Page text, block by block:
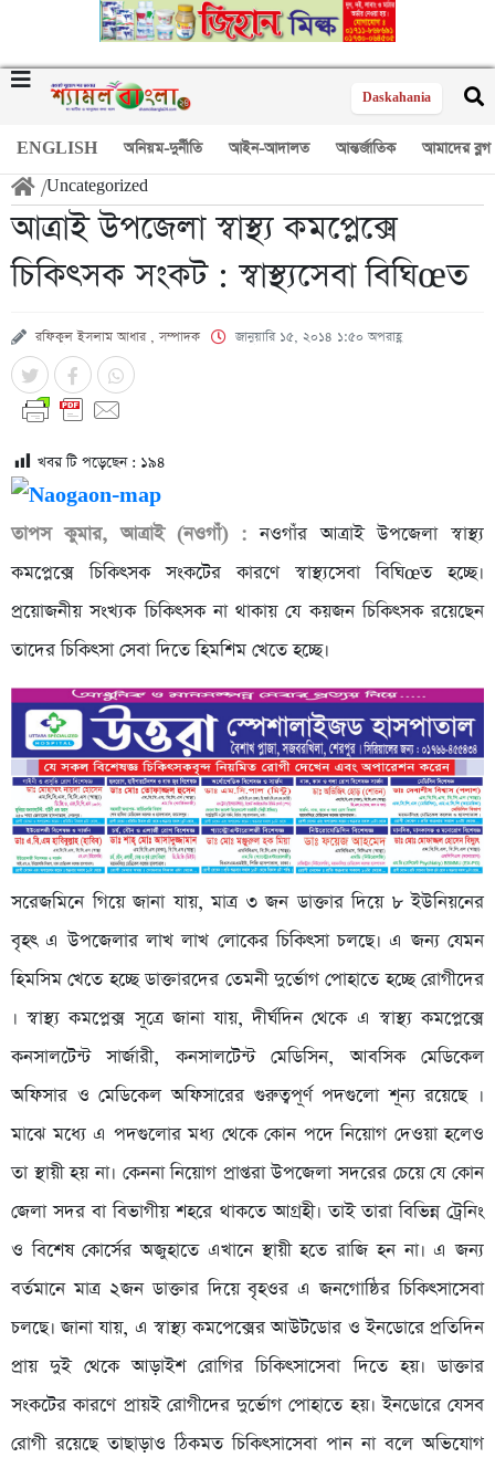
Daskahania
ENGLISH অনিয়ম-দুর্নীতি আইন-আদালত আন্তর্জাতিক আমাদের ব্লগ
/Uncategorized
আত্রাই উপজেলা স্বাস্থ্য কমপ্লেক্সে
চিকিৎসক সংকট : স্বাস্থ্যসেবা বিঘিœত
রফিকুল ইসলাম আধার , সম্পাদক জানুয়ারি ১৫, ২০১৪ ১:৫০ অপরাহ্ণ
খবর টি পড়েছেন : ১৯৪
তাপস কুমার, আত্রাই (নওগাঁ) : নওগাঁর আত্রাই উপজেলা স্বাস্থ্য
কমপ্লেক্সে চিকিৎসক সংকটের কারণে স্বাস্থ্যসেবা বিঘিœত হচ্ছে।
প্রয়োজনীয় সংখ্যক চিকিৎসক না থাকায় যে কয়জন চিকিৎসক রয়েছেন
তাদের চিকিৎসা সেবা দিতে হিমশিম খেতে হচ্ছে।
সরেজমিনে গিয়ে জানা যায়, মাত্র ৩ জন ডাক্তার দিয়ে ৮ ইউনিয়নের
বৃহৎ এ উপজেলার লাখ লাখ লোকের চিকিৎসা চলছে। এ জন্য যেমন
হিমসিম খেতে হচ্ছে ডাক্তারদের তেমনী দুর্ভোগ পোহাতে হচ্ছে রোগীদের
। স্বাস্থ্য কমপ্লেক্স সূত্রে জানা যায়, দীর্ঘদিন থেকে এ স্বাস্থ্য কমপ্লেক্সে
কনসালটেন্ট সার্জারী, কনসালটেন্ট মেডিসিন, আবসিক মেডিকেল
অফিসার ও মেডিকেল অফিসারের গুরুত্বপূর্ণ পদগুলো শূন্য রয়েছে ।
মাঝে মধ্যে এ পদগুলোর মধ্য থেকে কোন পদে নিয়োগ দেওয়া হলেও
তা স্থায়ী হয় না। কেননা নিয়োগ প্রাপ্তরা উপজেলা সদরের চেয়ে যে কোন
জেলা সদর বা বিভাগীয় শহরে থাকতে আগ্রহী। তাই তারা বিভিন্ন ট্রেনিং
ও বিশেষ কোর্সের অজুহাতে এখানে স্থায়ী হতে রাজি হন না। এ জন্য
বর্তমানে মাত্র ২জন ডাক্তার দিয়ে বৃহওর এ জনগোষ্ঠির চিকিৎসাসেবা
চলছে। জানা যায়, এ স্বাস্থ্য কমপেক্সের আউটডোর ও ইনডোরে প্রতিদিন
প্রায় দুই থেকে আড়াইশ রোগির চিকিৎসাসেবা দিতে হয়। ডাক্তার
সংকটের কারণে প্রায়ই রোগীদের দুর্ভোগ পোহাতে হয়। ইনডোরে যেসব
রোগী রয়েছে তাছাড়াও ঠিকমত চিকিৎসাসেবা পান না বলে অভিযোগ